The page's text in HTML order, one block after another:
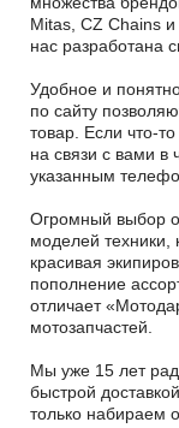
Mitas, CZ Chains и
нас разработана
Удобное и
по сайту
товар. Если что-
на связи с вами в
указанным
Огромный выбор
моделей техники,
красивая
пополнение
отличает
мотозапчастей.
Мы уже 15 лет
быстрой
только набираем